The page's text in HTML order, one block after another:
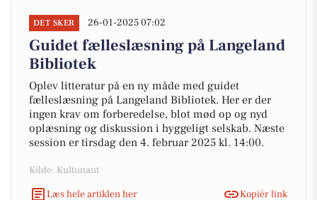
DET SKER 26-01-2025 07:02
Guidet fælleslæsning på Langeland
Bibliotek
Oplev litteratur på en ny måde med guidet
fælleslæsning på Langeland Bibliotek. Her er der
ingen krav om forberedelse, blot mød op og nyd
oplæsning og diskussion i hyggeligt selskab. Næste
session er tirsdag den 4. februar 2025 kl. 14:00.
Kilde: Kultunaut
Læs hele artiklen her
Kopiér link